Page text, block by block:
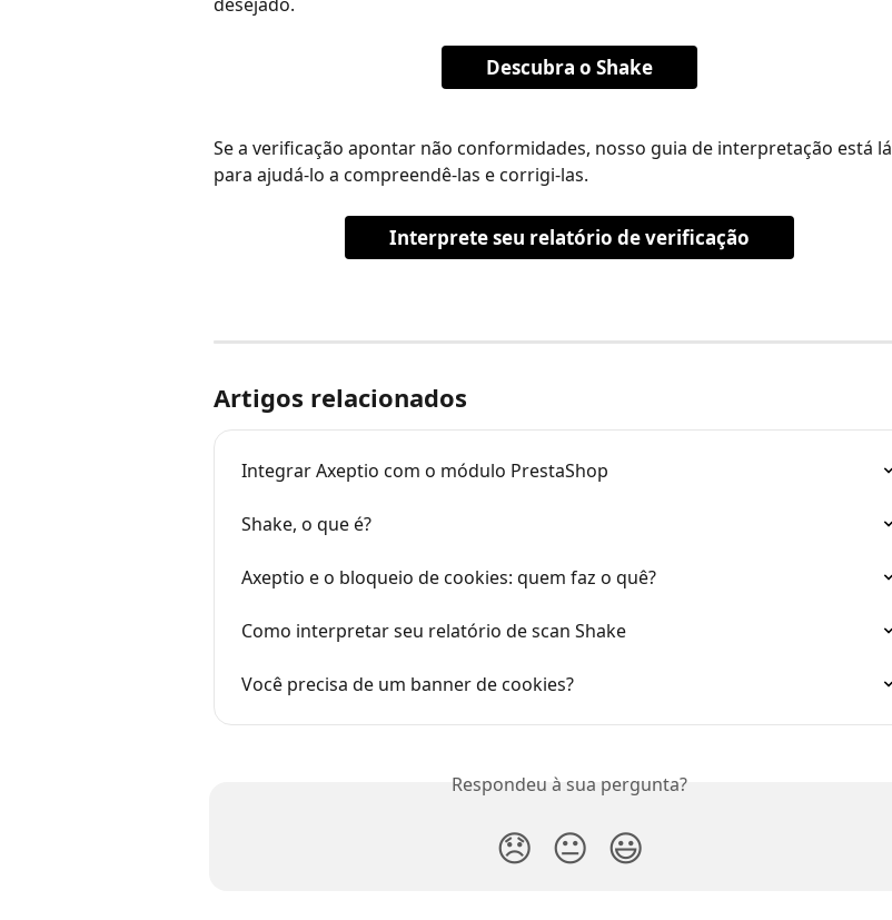
Descubra o Shake
Se a verificação apontar não conformidades, nosso guia de interpretação está lá
para ajudá-lo a compreendê-las e corrigi-las.
Interprete seu relatório de verificação
Artigos relacionados
Integrar Axeptio com o módulo PrestaShop
Shake, o que é?
Axeptio e o bloqueio de cookies: quem faz o quê?
Como interpretar seu relatório de scan Shake
Você precisa de um banner de cookies?
Respondeu à sua pergunta?
😞 😐 😃